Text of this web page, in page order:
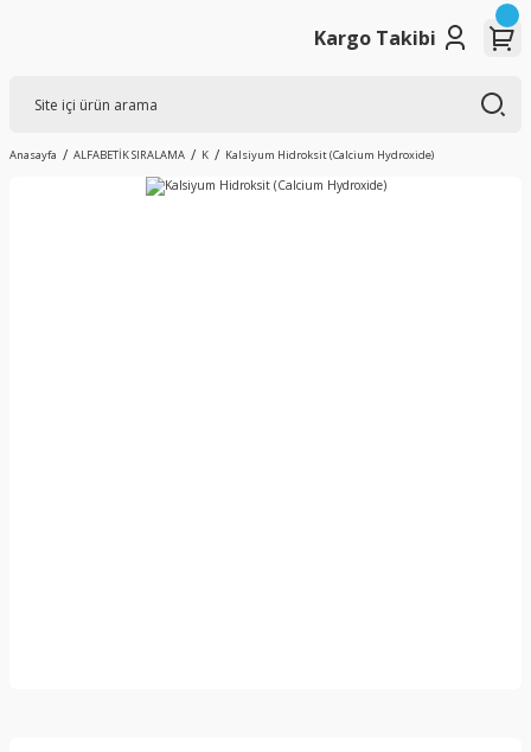
Kargo Takibi
Anasayfa ALFABETİK SIRALAMA K Kalsiyum Hidroksit (Calcium Hydroxide)